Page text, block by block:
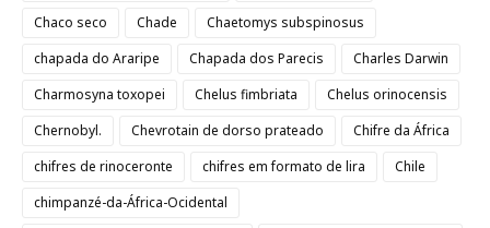
Chaco seco
Chade
Chaetomys subspinosus
chapada do Araripe
Chapada dos Parecis
Charles Darwin
Charmosyna toxopei
Chelus fimbriata
Chelus orinocensis
Chernobyl.
Chevrotain de dorso prateado
Chifre da África
chifres de rinoceronte
chifres em formato de lira
Chile
chimpanzé-da-África-Ocidental